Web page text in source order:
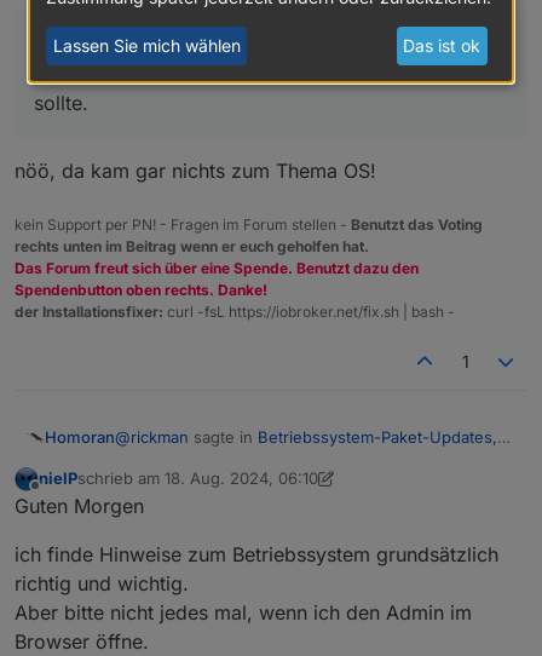
da kam der Punkt nur, wenn was wirklich wichtiges
passiert ist, worum man sich schnellstens kümmern
sollte.
nöö, da kam gar nichts zum Thema OS!
kein Support per PN! - Fragen im Forum stellen - Benutzt das Voting
rechts unten im Beitrag wenn er euch geholfen hat.
Das Forum freut sich über eine Spende. Benutzt dazu den
Spendenbutton oben rechts. Danke!
der Installationsfixer: curl -fsL https://iobroker.net/fix.sh | bash -
1
Homoran@rickman sagte in Betriebssystem-Paket-Updates,
Das gab es so vorher nicht
natürlich nicht.
Es hat sich nur durch die Supportt-Threads hier
gezeigt, das Probleme in ioBroker sehr häufig am
vernachlässigten Unterbau liegen.
@rickmansagte in Betriebssystem-Paket-Updates,
Linux ist auf neustem Stand
Offline
nieIPschrieb am 18. Aug. 2024, 06:10
zuletzt editiert von nieIP
Guten Morgen
ich finde Hinweise zum Betriebssystem grundsätzlich
richtig und wichtig.
Aber bitte nicht jedes mal, wenn ich den Admin im
Browser öffne.
Lassen Sie mich wählen Das ist ok